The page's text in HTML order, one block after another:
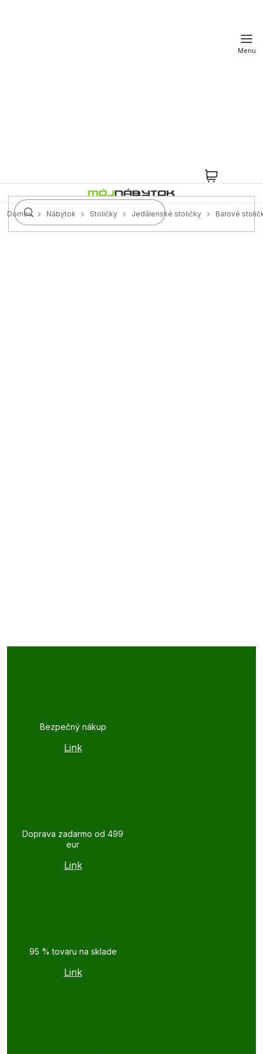
KOŠÍK
Domov Nábytok Stoličky Jedálenské stoličky Barové
Bezpečný nákup
Link
Doprava zadarmo od 499
eur
Link
95 % tovaru na sklade
Link